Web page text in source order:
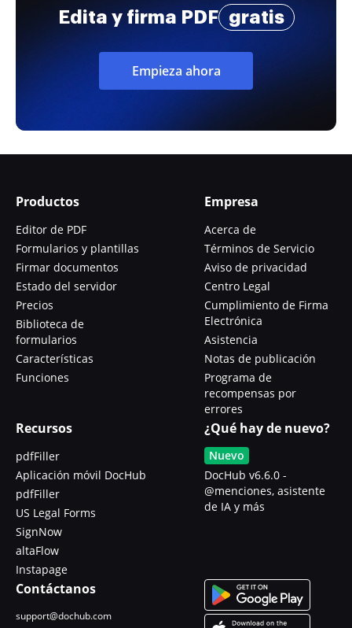
Edita y firma PDF gratis
Empieza ahora
Productos
Editor de PDF
Formularios y plantillas
Firmar documentos
Estado del servidor
Precios
Biblioteca de
formularios
Características
Funciones
Empresa
Acerca de
Términos de Servicio
Aviso de privacidad
Centro Legal
Cumplimiento de Firma
Electrónica
Asistencia
Notas de publicación
Programa de
recompensas por
errores
Recursos
pdfFiller
Aplicación móvil DocHub
pdfFiller
US Legal Forms
SignNow
altaFlow
Instapage
¿Qué hay de nuevo?
Nuevo
DocHub v6.6.0 -
@menciones, asistente
de IA y más
Contáctanos
support@dochub.com